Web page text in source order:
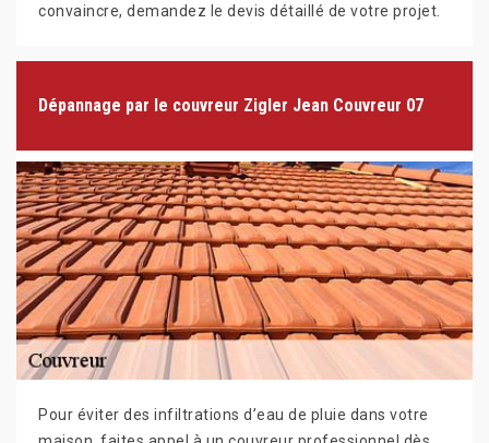
convaincre, demandez le devis détaillé de votre projet.
Dépannage par le couvreur Zigler Jean Couvreur 07
Pour éviter des infiltrations d’eau de pluie dans votre